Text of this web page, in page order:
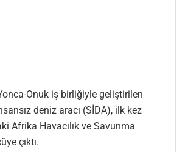
Onuk iş birliğiyle geliştirilen
deniz aracı (SİDA), ilk kez
Afrika Havacılık ve Savunma
çıktı.